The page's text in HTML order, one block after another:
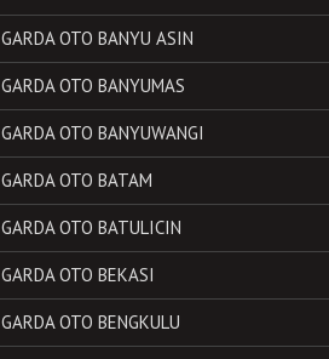
GARDA OTO BANYU ASIN
GARDA OTO BANYUMAS
GARDA OTO BANYUWANGI
GARDA OTO BATAM
GARDA OTO BATULICIN
GARDA OTO BEKASI
GARDA OTO BENGKULU